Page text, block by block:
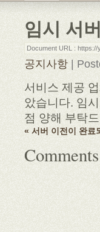
임시 서
Document URL :
공지사항 |
서비스 제공
았습니다. 임
점 양해 부탁
« 서버 이전이 완료
Comments